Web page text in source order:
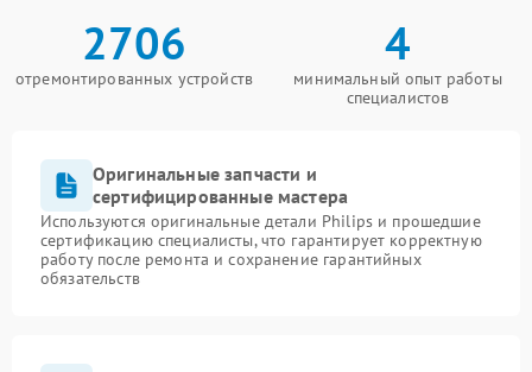
2706
отремонтированных устройств
4
минимальный опыт работы
специалистов
Оригинальные запчасти и
сертифицированные мастера
Используются оригинальные детали Philips и прошедшие
сертификацию специалисты, что гарантирует корректную
работу после ремонта и сохранение гарантийных
обязательств